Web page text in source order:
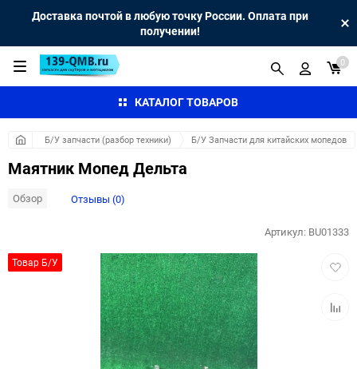
Доставка почтой в любую точку России. Оплата при
получении!
КАТАЛОГ ТОВАРОВ
0
Б/У запчасти (разбор техники) Б/У Запчасти для китайских мопедов
Маятник Мопед Дельта
Обзор Отзывы (0)
Товар Б/У
Артикул: BU01333